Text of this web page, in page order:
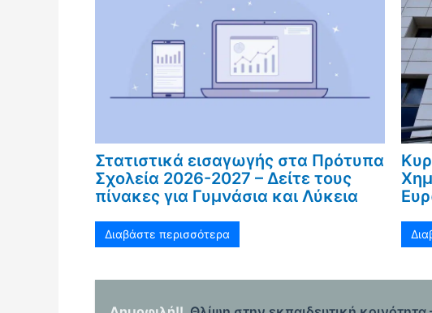
Στατιστικά εισαγωγής στα Πρότυπα
Σχολεία 2026-2027 – Δείτε τους
πίνακες για Γυμνάσια και Λύκεια
Διαβάστε περισσότερα